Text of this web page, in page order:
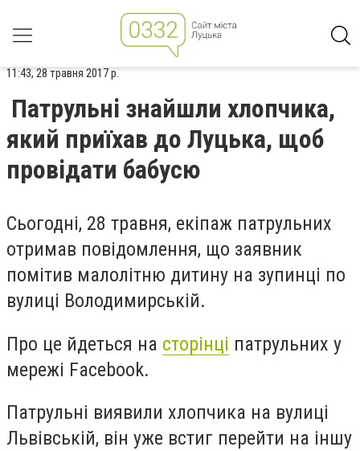
11:43, 28 травня 2017 р.
Патрульні знайшли хлопчика,
який приїхав до Луцька, щоб
провідати бабусю
Сьогодні, 28 травня, екіпаж патрульних
отримав повідомлення, що заявник
помітив малолітню дитину на зупинці по
вулиці Володимирській.
Про це йдеться на сторінці патрульних у
мережі Facebook.
Патрульні виявили хлопчика на вулиці
Львівській, він уже встиг перейти на іншу